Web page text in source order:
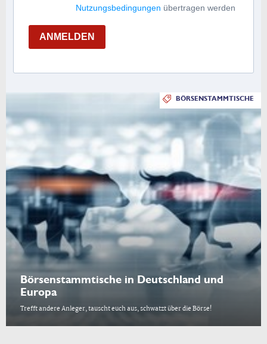
Nutzungsbedingungen übertragen werden
ANMELDEN
BÖRSENSTAMMTISCHE
Börsenstammtische in Deutschland und
Europa
Trefft andere Anleger, tauscht euch aus, schwatzt über die Börse!